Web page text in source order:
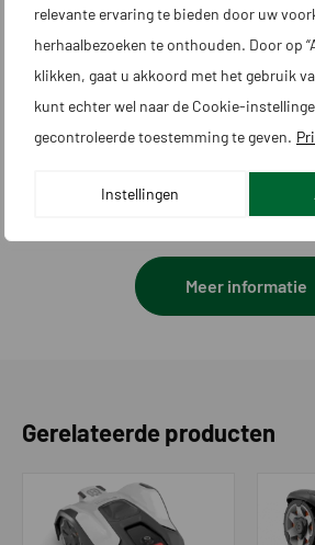
relevante ervaring te bieden door uw
herhaalbezoeken te onthouden. Door op
klikken, gaat u akkoord met het gebruik
kunt echter wel naar de Cookie-
gecontroleerde toestemming te geven.
Instellingen
maaipatronen mogelijk
%
Max. niveauverschil bij grensdraad
Maximale maaitijd per dag in uren
Voorkomen van maaien in
Zoeksysteem
Begeleidingskabel|transportpaden
Oplaadsysteem automatisch
Meer informatie
Gerelateerde producten